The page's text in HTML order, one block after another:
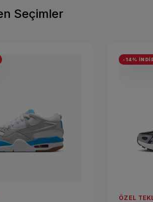
Seçimler
-14%
ÖZEL